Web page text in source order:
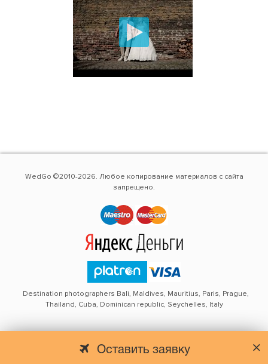
Оставить заявку
WedGo ©2010-2026. Любое копирование материалов с сайта
запрещено.
Destination photographers Bali, Maldives, Mauritius, Paris, Prague,
Thailand, Cuba, Dominican republic, Seychelles, Italy